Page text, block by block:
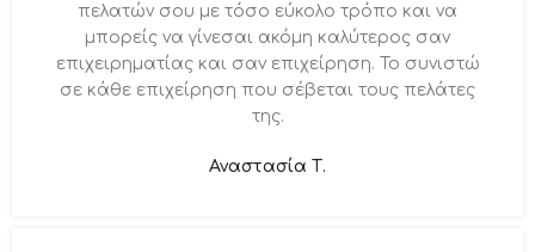
πελατών σου με τόσο εύκολο τρόπο και να
μπορείς να γίνεσαι ακόμη καλύτερος σαν
επιχειρηματίας και σαν επιχείρηση. Το συνιστώ
σε κάθε επιχείρηση που σέβεται τους πελάτες
της.
Αναστασία Τ.